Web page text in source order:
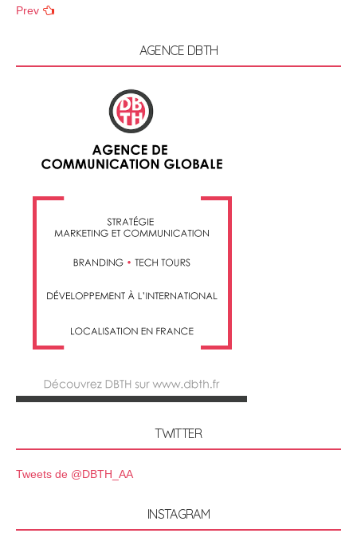
Posts
Prev
AGENCE DBTH
TWITTER
Tweets de @DBTH_AA
INSTAGRAM